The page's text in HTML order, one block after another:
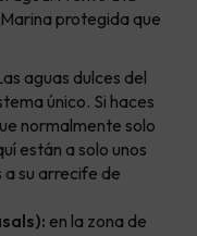
protegida que
aguas dulces del
único. Si haces
normalmente solo
están a solo unos
a su arrecife de
en la zona de